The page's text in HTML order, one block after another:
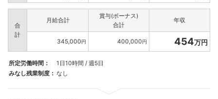
合
計
月給合計
賞与(ボーナス)
合計
年収
345,000円 400,000円 454万円
所定労働時間：
1日10時間 / 週5日
みなし残業制度： なし